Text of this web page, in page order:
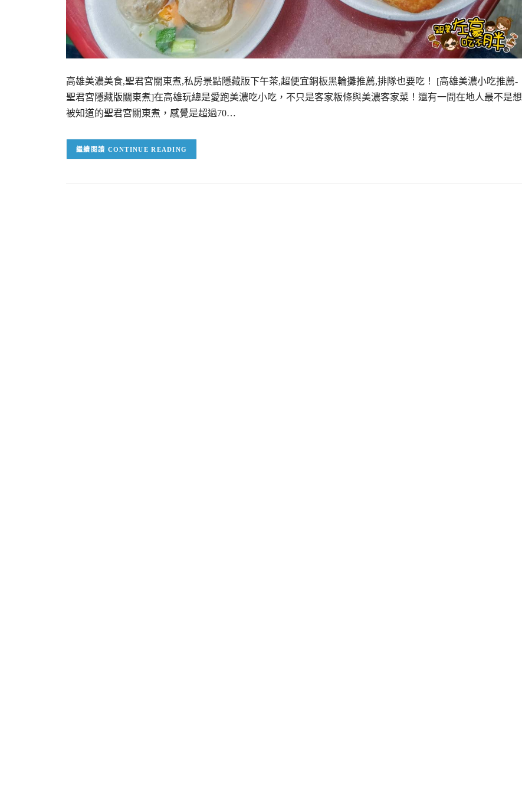
高雄美濃美食,聖君宮關東煮,私房景點隱藏版下午茶,超便宜銅板黑輪攤推薦,排隊也要吃！ [高雄美濃小吃推薦-
聖君宮隱藏版關東煮]在高雄玩總是愛跑美濃吃小吃，不只是客家粄條與美濃客家菜！還有一間在地人最不是想
被知道的聖君宮關東煮，感覺是超過70…
CONTINUE READING